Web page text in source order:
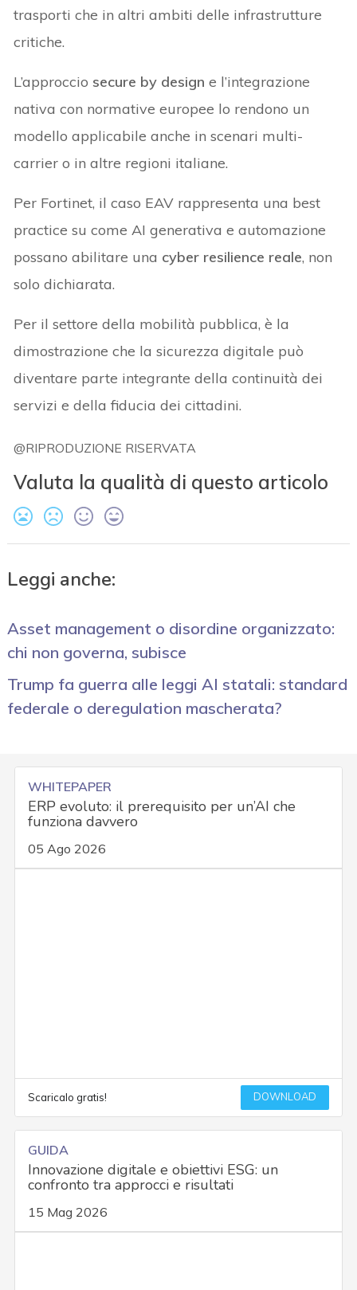
trasporti che in altri ambiti delle infrastrutture
critiche.
L’approccio secure by design e l’integrazione
nativa con normative europee lo rendono un
modello applicabile anche in scenari multi-
carrier o in altre regioni italiane.
Per Fortinet, il caso EAV rappresenta una best
practice su come AI generativa e automazione
possano abilitare una cyber resilience reale, non
solo dichiarata.
Per il settore della mobilità pubblica, è la
dimostrazione che la sicurezza digitale può
diventare parte integrante della continuità dei
servizi e della fiducia dei cittadini.
@RIPRODUZIONE RISERVATA
Valuta la qualità di questo articolo
Leggi anche:
Asset management o disordine organizzato:
chi non governa, subisce
Trump fa guerra alle leggi AI statali: standard
federale o deregulation mascherata?
WHITEPAPER
ERP evoluto: il prerequisito per un’AI che
funziona davvero
05 Ago 2026
Scaricalo gratis! DOWNLOAD
GUIDA
Innovazione digitale e obiettivi ESG: un
confronto tra approcci e risultati
15 Mag 2026